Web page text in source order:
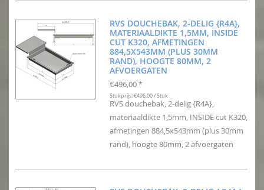
RVS DOUCHEBAK, 2-DELIG {R4A},
MATERIAALDIKTE 1,5MM, INSIDE
CUT K320, AFMETINGEN
884,5X543MM (PLUS 30MM
RAND), HOOGTE 80MM, 2
AFVOERGATEN
€496,00 *
Stukprijs: €496,00 / Stuk
RVS douchebak, 2-delig {R4A},
materiaaldikte 1,5mm, INSIDE cut K320,
afmetingen 884,5x543mm (plus 30mm
rand), hoogte 80mm, 2 afvoergaten